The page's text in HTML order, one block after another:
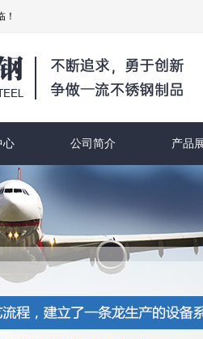
！
心 公司简介 产品